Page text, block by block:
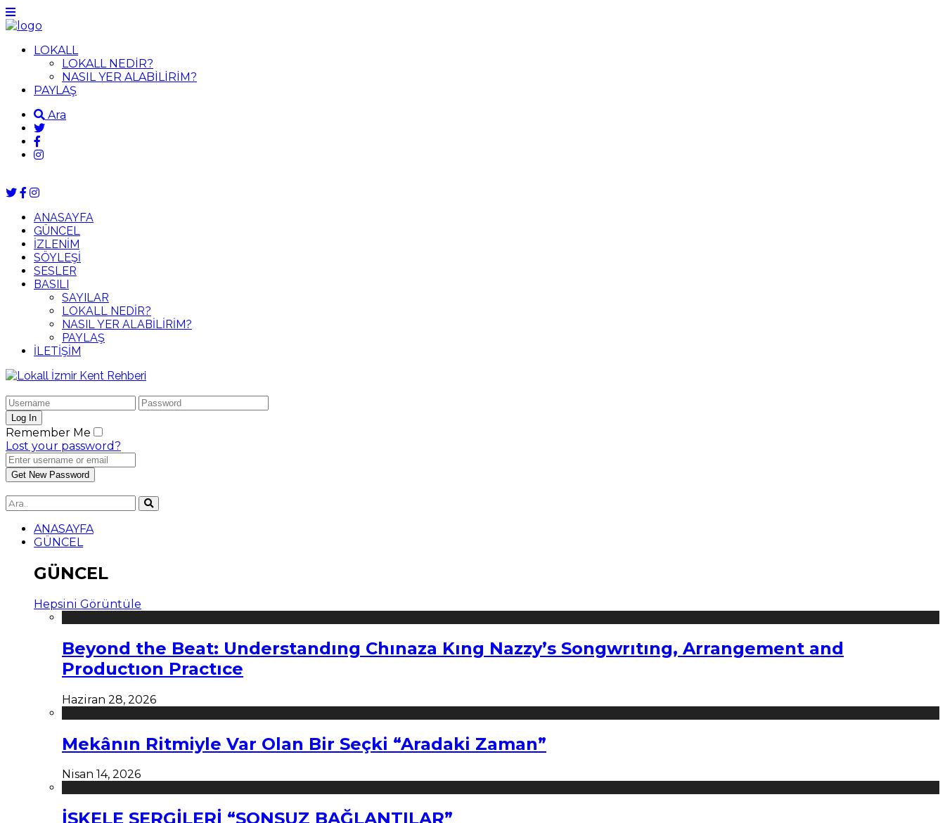
LOKALL
LOKALL NEDİR?
NASIL YER ALABİLİRİM?
PAYLAŞ
Ara
ANASAYFA
GÜNCEL
İZLENİM
SÖYLEŞİ
SESLER
BASILI
SAYILAR
LOKALL NEDİR?
NASIL YER ALABİLİRİM?
PAYLAŞ
İLETİŞİM
Remember Me
Lost your password?
ANASAYFA
GÜNCEL
GÜNCEL
Hepsini Görüntüle
Beyond the Beat: Understandıng Chınaza Kıng Nazzy’s Songwrıtıng, Arrangement and
Productıon Practıce
Haziran 28, 2026
Mekânın Ritmiyle Var Olan Bir Seçki “Aradaki Zaman”
Nisan 14, 2026
İSKELE SERGİLERİ “SONSUZ BAĞLANTILAR”